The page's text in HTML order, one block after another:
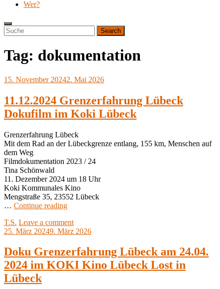
Wer?
Search
Search
for:
Search
Tag: dokumentation
Posted
15. November 20242. Mai 2026
11.12.2024 Grenzerfahrung Lübeck
Dokufilm im Koki Lübeck
Grenzerfahrung Lübeck
Mit dem Rad an der Lübeckgrenze entlang, 155 km, Menschen auf
dem Weg
Filmdokumentation 2023 / 24
Tina Schönwald
11. Dezember 2024 um 18 Uhr
Koki Kommunales Kino
Mengstraße 35, 23552 Lübeck
… Continue reading11.12.2024
Lübeck
Dokufilm
Koki
Lübeck
by
T.S. Leave a comment
Posted
25. März 20249. März 2026
Doku Grenzerfahrung Lübeck am 24.04.
2024 im KOKI Kino Lübeck Lost in
Lübeck